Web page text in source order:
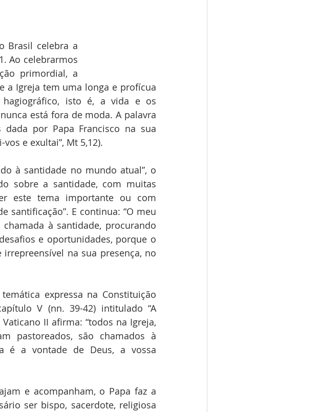
Ao celebrarmos
primordial, a
a Igreja tem uma longa e profícua
isto é, a vida e os
está fora de moda. A palavra
por Papa Francisco na sua
vos e exultai”, Mt 5,12).
à santidade no mundo atual”, o
sobre a santidade, com muitas
este tema importante ou com
santificação”. E continua: “O meu
à santidade, procurando
e oportunidades, porque o
na sua presença, no
V (nn. 39-42) intitulado “A
II afirma: “todos na Igreja,
pastoreados, são chamados à
é a vontade de Deus, a vossa
ser bispo, sacerdote, religiosa